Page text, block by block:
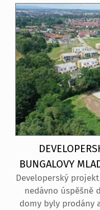
BUNGALOVY
Developerský
nedávno úspěšně
domy byly prodány